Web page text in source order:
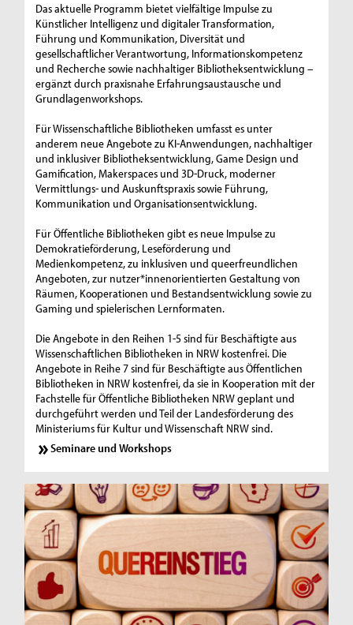
Das aktuelle Programm bietet vielfältige Impulse zu
Künstlicher Intelligenz und digitaler Transformation,
Führung und Kommunikation, Diversität und
gesellschaftlicher Verantwortung, Informationskompetenz
und Recherche sowie nachhaltiger Bibliotheksentwicklung –
ergänzt durch praxisnahe Erfahrungsaustausche und
Grundlagenworkshops.
Für Wissenschaftliche Bibliotheken umfasst es unter
anderem neue Angebote zu KI-Anwendungen, nachhaltiger
und inklusiver Bibliotheksentwicklung, Game Design und
Gamification, Makerspaces und 3D-Druck, moderner
Vermittlungs- und Auskunftspraxis sowie Führung,
Kommunikation und Organisationsentwicklung.
Für Öffentliche Bibliotheken gibt es neue Impulse zu
Demokratieförderung, Leseförderung und
Medienkompetenz, zu inklusiven und queerfreundlichen
Angeboten, zur nutzer*innenorientierten Gestaltung von
Räumen, Kooperationen und Bestandsentwicklung sowie zu
Gaming und spielerischen Lernformaten.
Die Angebote in den Reihen 1-5 sind für Beschäftigte aus
Wissenschaftlichen Bibliotheken in NRW kostenfrei. Die
Angebote in Reihe 7 sind für Beschäftigte aus Öffentlichen
Bibliotheken in NRW kostenfrei, da sie in Kooperation mit der
Fachstelle für Öffentliche Bibliotheken NRW geplant und
durchgeführt werden und Teil der Landesförderung des
Ministeriums für Kultur und Wissenschaft NRW sind.
Seminare und Workshops